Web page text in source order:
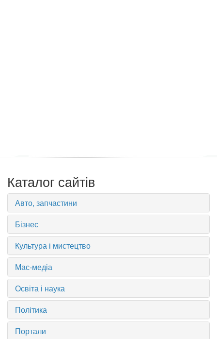
Каталог сайтів
Авто, запчастини
Бізнес
Культура і мистецтво
Мас-медіа
Освіта і наука
Політика
Портали